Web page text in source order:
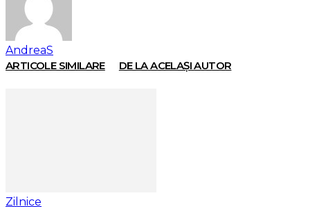
AndreaS
ARTICOLE SIMILARE
DE LA ACELAȘI AUTOR
Zilnice